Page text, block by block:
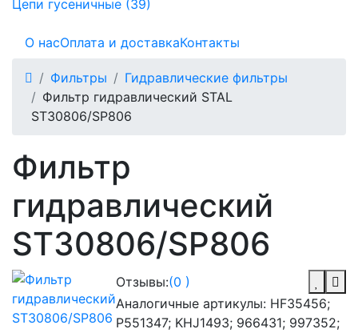
Цепи гусеничные (39)
О насОплата и доставкаКонтакты
Фильтры
Гидравлические фильтры
Фильтр гидравлический STAL
ST30806/SP806
Фильтр
гидравлический
ST30806/SP806
Отзывы:(0 )
Аналогичные артикулы: HF35456;
P551347; KHJ1493; 966431; 997352;